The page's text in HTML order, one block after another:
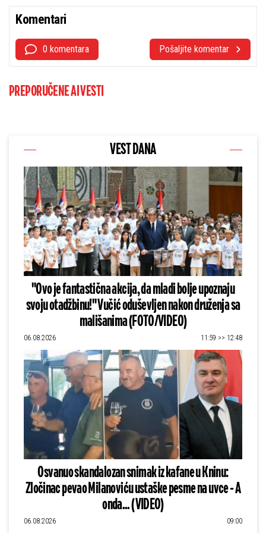
Komentari
0 komentara Pošaljite komentar
PREPORUČENE AI VESTI
VEST DANA
"Ovo je fantastična akcija, da mladi bolje upoznaju
svoju otadžbinu!" Vučić oduševljen nakon druženja sa
mališanima (FOTO/VIDEO)
06.08.2026 11:59 >> 12:48
Osvanuo skandalozan snimak iz kafane u Kninu:
Zločinac pevao Milanoviću ustaške pesme na uvce - A
onda... (VIDEO)
06.08.2026 09:00